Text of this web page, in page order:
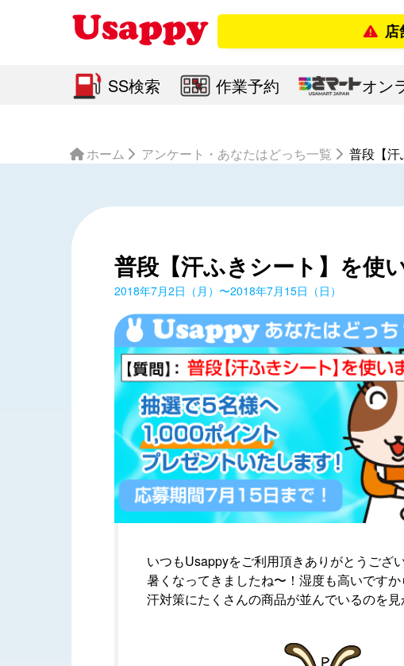
店舗営
SS検索 作業予約 オン
ホーム アンケート・あなたはどっち一覧 普段【汗
普段【汗ふきシート】を使
2018年7月2日（月）〜2018年7月15日（日）
いつもUsappyをご利用頂きありがとうござい
暑くなってきましたね〜！湿度も高いです
汗対策にたくさんの商品が並んでいるのを